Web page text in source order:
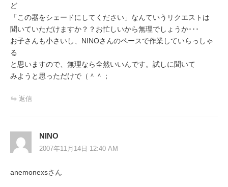
ど
「この器をシェードにしてください」なんていうリクエストは
聞いていただけますか？？お忙しいから無理でしょうか･･･
お子さんも小さいし、NINOさんのペースで作業していらっしゃ
る
と思いますので、無理なら全然いいんです。試しに聞いて
みようと思っただけで（＾＾；
返信
NINO
2007年11月14日 12:40 AM
anemonexsさん